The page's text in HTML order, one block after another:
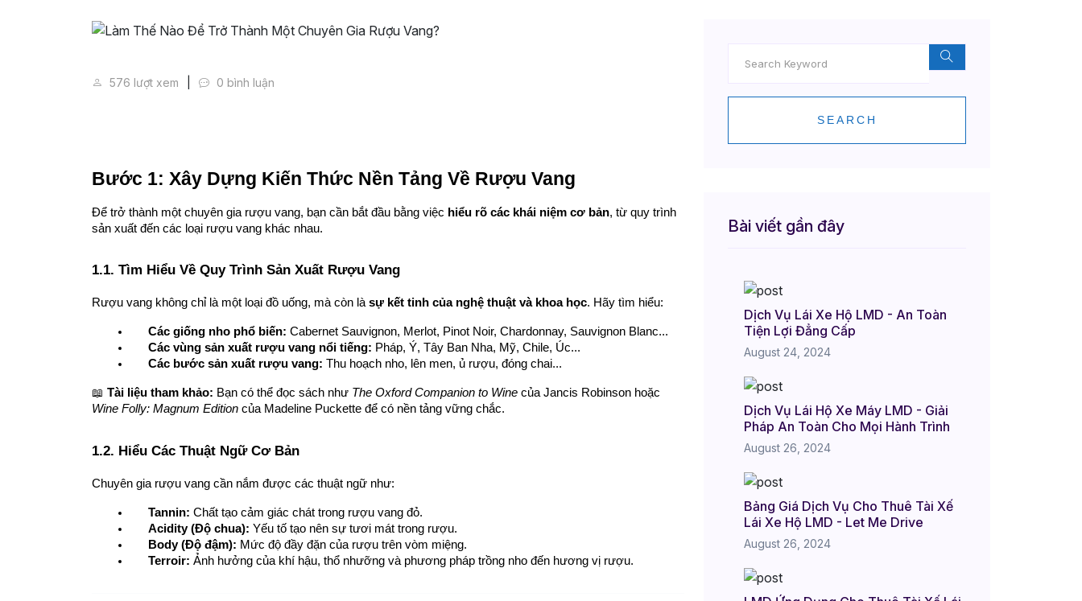
Làm Thế Nào Để Trở Thành Một Chuyên Gia Rượu Vang?
576 lượt xem 0 bình luận
Bước 1: Xây Dựng Kiến Thức Nền Tảng Về Rượu Vang
Để trở thành một chuyên gia rượu vang, bạn cần bắt đầu bằng việc hiểu rõ các khái niệm cơ bản, từ quy trình
sản xuất đến các loại rượu vang khác nhau.
1.1. Tìm Hiểu Về Quy Trình Sản Xuất Rượu Vang
Rượu vang không chỉ là một loại đồ uống, mà còn là sự kết tinh của nghệ thuật và khoa học. Hãy tìm hiểu:
Các giống nho phổ biến: Cabernet Sauvignon, Merlot, Pinot Noir, Chardonnay, Sauvignon Blanc...
Các vùng sản xuất rượu vang nổi tiếng: Pháp, Ý, Tây Ban Nha, Mỹ, Chile, Úc...
Các bước sản xuất rượu vang: Thu hoạch nho, lên men, ủ rượu, đóng chai...
📖 Tài liệu tham khảo: Bạn có thể đọc sách như The Oxford Companion to Wine
Wine Folly: Magnum Edition của Madeline Puckette để có nền tảng vững chắc.
1.2. Hiểu Các Thuật Ngữ Cơ Bản
Chuyên gia rượu vang cần nắm được các thuật ngữ như:
Tannin: Chất tạo cảm giác chát trong rượu vang đỏ.
Acidity (Độ chua): Yếu tố tạo nên sự tươi mát trong rượu.
Body (Độ đậm): Mức độ đầy đặn của rượu trên vòm miệng.
Terroir: Ảnh hưởng của khí hậu, thổ nhưỡng và phương pháp trồng nho đến hương vị rượu.
SEARCH
Bài viết gần đây
Dịch Vụ Lái Xe Hộ LMD - An Toàn
Tiện Lợi Đẳng Cấp
August 24, 2024
Dịch Vụ Lái Hộ Xe Máy LMD - Giải
Pháp An Toàn Cho Mọi Hành Trình
August 26, 2024
Bảng Giá Dịch Vụ Cho Thuê Tài Xế
Lái Xe Hộ LMD - Let Me Drive
August 26, 2024